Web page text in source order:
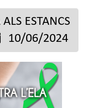
ESTANCS
10/06/2024